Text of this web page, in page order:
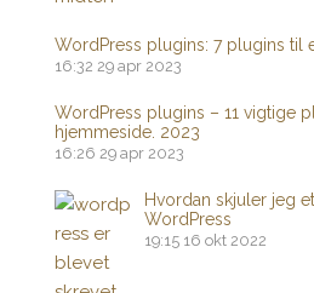
WordPress plugins: 7 plugins til
16:32 29 apr 2023
WordPress plugins – 11 vigtige
hjemmeside. 2023
16:26 29 apr 2023
Hvordan skjuler jeg
WordPress
19:15 16 okt 2022